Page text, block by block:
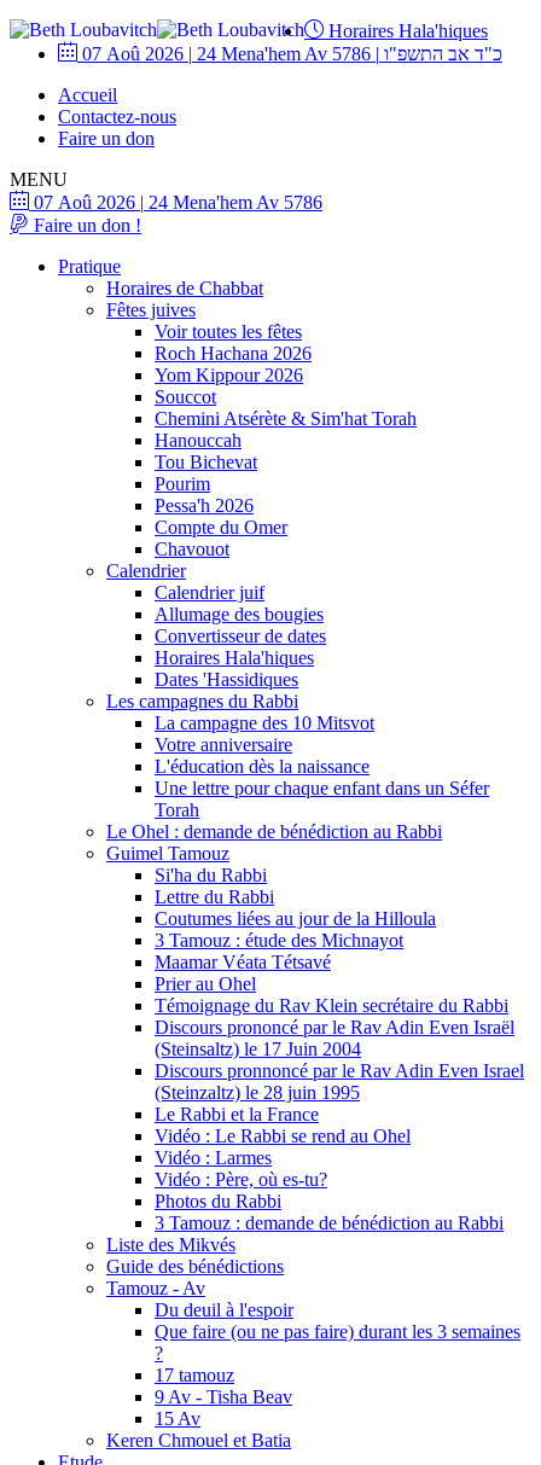
Horaires Hala'hiques
07 Aoû 2026 | 24 Mena'hem Av 5786 | כ"ד אב התשפ"ו
Accueil
Contactez-nous
Faire un don
MENU
07 Aoû 2026 | 24 Mena'hem Av 5786
Faire un don !
Pratique
Horaires de Chabbat
Fêtes juives
Voir toutes les fêtes
Roch Hachana 2026
Yom Kippour 2026
Souccot
Chemini Atsérète & Sim'hat Torah
Hanouccah
Tou Bichevat
Pourim
Pessa'h 2026
Compte du Omer
Chavouot
Calendrier
Calendrier juif
Allumage des bougies
Convertisseur de dates
Horaires Hala'hiques
Dates 'Hassidiques
Les campagnes du Rabbi
La campagne des 10 Mitsvot
Votre anniversaire
L'éducation dès la naissance
Une lettre pour chaque enfant dans un Séfer
Torah
Le Ohel : demande de bénédiction au Rabbi
Guimel Tamouz
Si'ha du Rabbi
Lettre du Rabbi
Coutumes liées au jour de la Hilloula
3 Tamouz : étude des Michnayot
Maamar Véata Tétsavé
Prier au Ohel
Témoignage du Rav Klein secrétaire du Rabbi
Discours prononcé par le Rav Adin Even Israël
(Steinsaltz) le 17 Juin 2004
Discours pronnoncé par le Rav Adin Even Israel
(Steinzaltz) le 28 juin 1995
Le Rabbi et la France
Vidéo : Le Rabbi se rend au Ohel
Vidéo : Larmes
Vidéo : Père, où es-tu?
Photos du Rabbi
3 Tamouz : demande de bénédiction au Rabbi
Liste des Mikvés
Guide des bénédictions
Tamouz - Av
Du deuil à l'espoir
Que faire (ou ne pas faire) durant les 3 semaines
?
17 tamouz
9 Av - Tisha Beav
15 Av
Keren Chmouel et Batia